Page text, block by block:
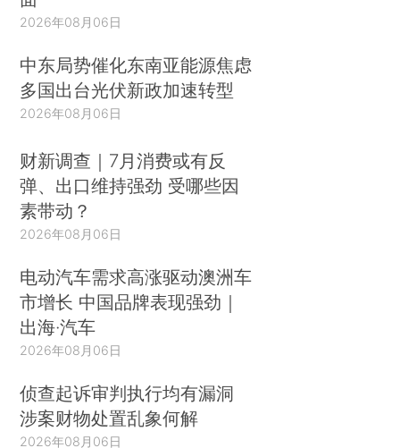
2026年08月06日
中东局势催化东南亚能源焦虑
多国出台光伏新政加速转型
2026年08月06日
财新调查｜7月消费或有反
弹、出口维持强劲 受哪些因
素带动？
2026年08月06日
电动汽车需求高涨驱动澳洲车
市增长 中国品牌表现强劲｜
出海·汽车
2026年08月06日
侦查起诉审判执行均有漏洞
涉案财物处置乱象何解
2026年08月06日